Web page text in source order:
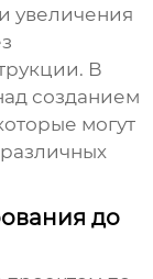
увеличения
В
созданием
могут
до